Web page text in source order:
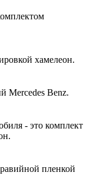
хамелеон.
Mercedes Benz.
- это комплект
пленкой